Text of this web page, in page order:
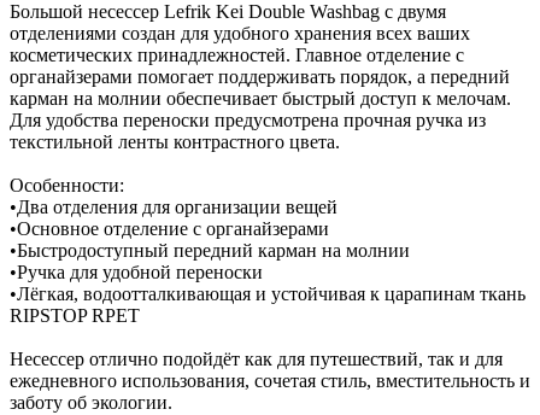
Большой несессер Lefrik Kei Double Washbag с двумя
отделениями создан для удобного хранения всех ваших
косметических принадлежностей. Главное отделение с
органайзерами помогает поддерживать порядок, а передний
карман на молнии обеспечивает быстрый доступ к мелочам.
Для удобства переноски предусмотрена прочная ручка из
текстильной ленты контрастного цвета.
Особенности:
•Два отделения для организации вещей
•Основное отделение с органайзерами
•Быстродоступный передний карман на молнии
•Ручка для удобной переноски
•Лёгкая, водоотталкивающая и устойчивая к царапинам ткань
RIPSTOP RPET
Несессер отлично подойдёт как для путешествий, так и для
ежедневного использования, сочетая стиль, вместительность и
заботу об экологии.